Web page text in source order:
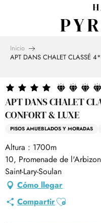
Inicio
APT DANS CHALET CLASSÉ
APT DANS CHALET
CONFORT & LUXE
PISOS AMUEBLADOS Y MORADAS
Altura : 1700m
10, Promenade de
Saint-Lary-Soulan
Cómo llegar
CompartirAjouter aux